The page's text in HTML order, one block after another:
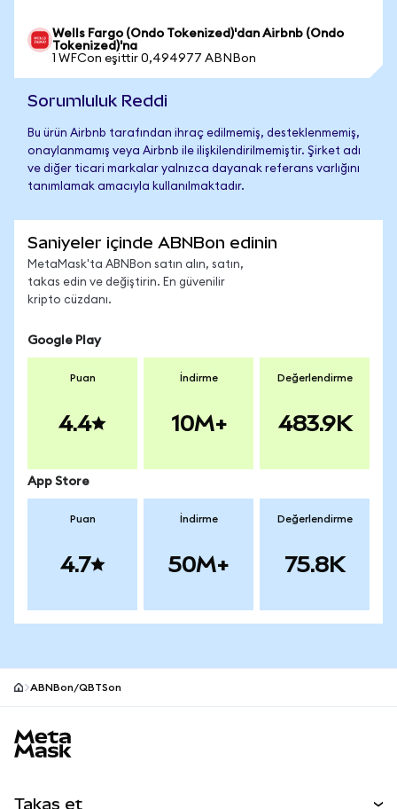
Wells Fargo (Ondo Tokenized)'dan Airbnb (Ondo
Tokenized)'na
1 WFCon eşittir 0,494977 ABNBon
Sorumluluk Reddi
Bu ürün Airbnb tarafından ihraç edilmemiş, desteklenmemiş,
onaylanmamış veya Airbnb ile ilişkilendirilmemiştir. Şirket adı
ve diğer ticari markalar yalnızca dayanak referans varlığını
tanımlamak amacıyla kullanılmaktadır.
Saniyeler içinde ABNBon edinin
MetaMask'ta ABNBon satın alın, satın,
takas edin ve değiştirin. En güvenilir
kripto cüzdanı.
Google Play
Puan
4.4
İndirme
10M+
Değerlendirme
483.9K
App Store
Puan
4.7
İndirme
50M+
Değerlendirme
75.8K
ABNBon/QBTSon
Takas et